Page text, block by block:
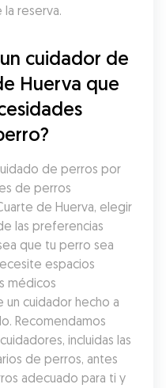
reserva.
cuidador de
Huerva que
de perros por
de perros
de Huerva, elegir
las preferencias
que tu perro sea
espacios
médicos
cuidador hecho a
Recomendamos
incluidas las
de perros, antes
adecuado para ti y